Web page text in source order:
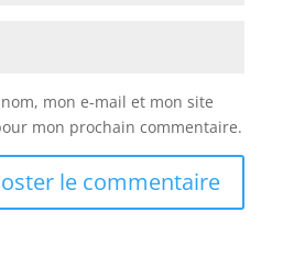
mon e-mail et mon site
mon prochain commentaire.